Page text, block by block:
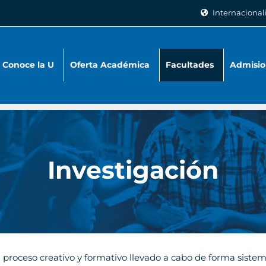
Conoce la U Oferta Académica Facultades
Investigación
creativo y formativo llevado a cabo de forma